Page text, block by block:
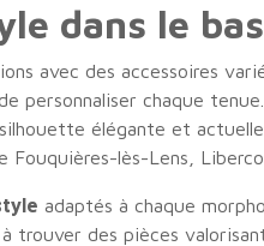
dans le
avec des accessoires
personnaliser chaque tenue.
élégante et actuelle.
Fouquières-lès-Lens,
adaptés à chaque
trouver des pièces